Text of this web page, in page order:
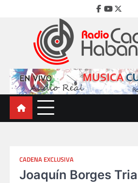
Facebook
Youtube
Twitter
Radio Cadena
Emisora de la Música Cubana
CADENA EXCLUSIVA
Joaquín Borges